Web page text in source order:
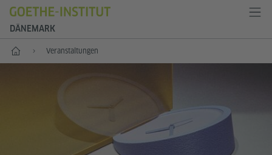
DÄNEMARK
Start Veranstaltungen